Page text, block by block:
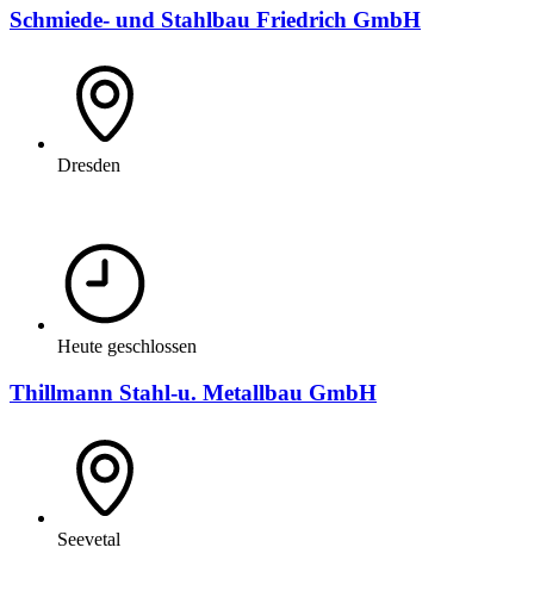
Schmiede- und Stahlbau Friedrich GmbH
Dresden
Heute geschlossen
Thillmann Stahl-u. Metallbau GmbH
Seevetal